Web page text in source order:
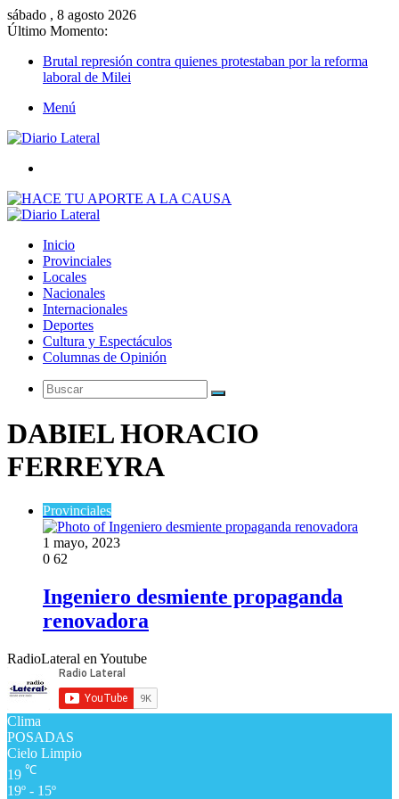
sábado , 8 agosto 2026
Último Momento:
Brutal represión contra quienes protestaban por la reforma
laboral de Milei
Menú
Inicio
Provinciales
Locales
Nacionales
Internacionales
Deportes
Cultura y Espectáculos
Columnas de Opinión
Buscar
DABIEL HORACIO
FERREYRA
Provinciales
1 mayo, 2023
0 62
Ingeniero desmiente propaganda
renovadora
RadioLateral en Youtube
Clima
POSADAS
Cielo Limpio
19 ℃
19º - 15º